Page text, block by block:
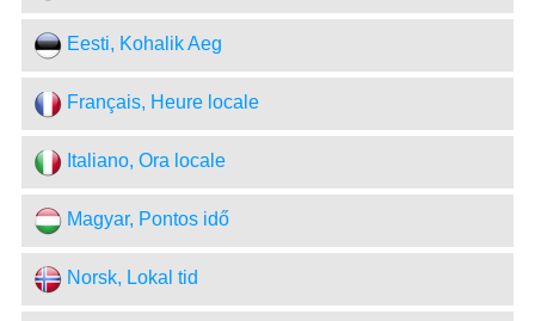
Eesti, Kohalik Aeg
Français, Heure locale
Italiano, Ora locale
Magyar, Pontos idő
Norsk, Lokal tid